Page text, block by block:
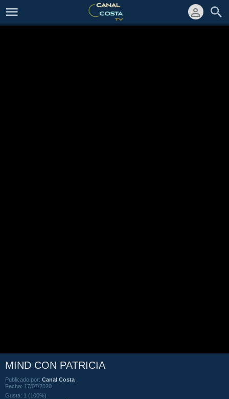
MIND CON PATRICIA
Publicado por: Canal Costa
Fecha: 17/07/2020
Gusta: 1 (100%)